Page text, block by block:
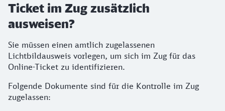
Ticket im Zug zusätzlich
ausweisen?
Sie müssen einen amtlich zugelassenen
Lichtbildausweis vorlegen, um sich im Zug für das
Online-Ticket zu identifizieren.
Folgende Dokumente sind für die Kontrolle im Zug
zugelassen: